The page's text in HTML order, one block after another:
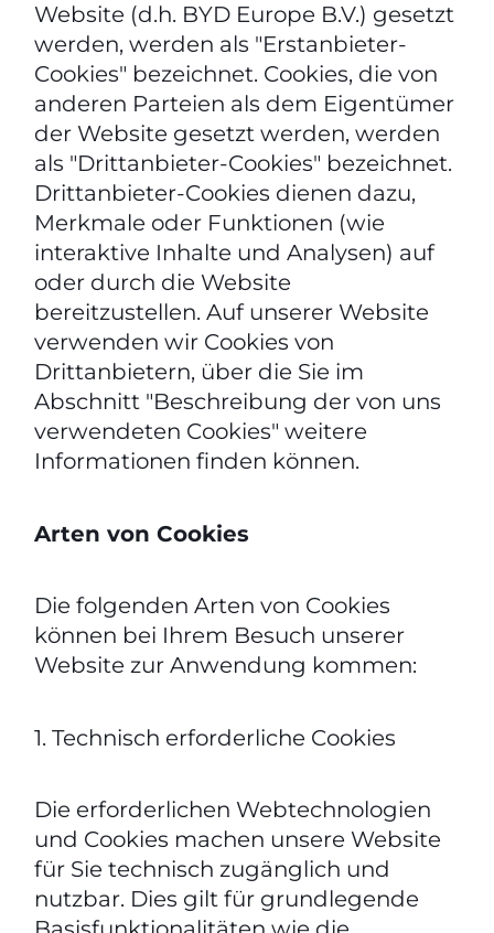
Website (d.h. BYD Europe B.V.) gesetzt
werden, werden als "Erstanbieter-
Cookies" bezeichnet. Cookies, die von
anderen Parteien als dem Eigentümer
der Website gesetzt werden, werden
als "Drittanbieter-Cookies" bezeichnet.
Drittanbieter-Cookies dienen dazu,
Merkmale oder Funktionen (wie
interaktive Inhalte und Analysen) auf
oder durch die Website
bereitzustellen. Auf unserer Website
verwenden wir Cookies von
Drittanbietern, über die Sie im
Abschnitt "Beschreibung der von uns
verwendeten Cookies" weitere
Informationen finden können.
Arten von Cookies
Die folgenden Arten von Cookies
können bei Ihrem Besuch unserer
Website zur Anwendung kommen:
1. Technisch erforderliche Cookies
Die erforderlichen Webtechnologien
und Cookies machen unsere Website
für Sie technisch zugänglich und
nutzbar. Dies gilt für grundlegende